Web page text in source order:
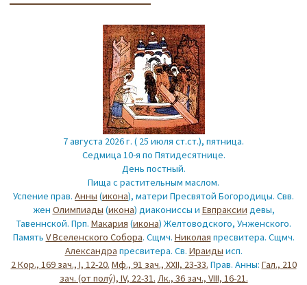
7 августа 2026 г. ( 25 июля ст.ст.), пятница.
Седмица 10-я по Пятидесятнице.
День постный.
Пища с растительным маслом.
Успение прав. Анны (икона), матери Пресвятой Богородицы. Свв.
жен Олимпиады (икона) диакониссы и Евпраксии девы,
Тавеннской. Прп. Макария (икона) Желтоводского, Унженского.
Память V Вселенского Собора. Сщмч. Николая пресвитера. Сщмч.
Александра пресвитера. Св. Ираиды исп.
2 Кор., 169 зач., I, 12-20. Мф., 91 зач., XXII, 23-33. Прав. Анны: Гал., 210
зач. (от полу́), IV, 22-31. Лк., 36 зач., VIII, 16-21.